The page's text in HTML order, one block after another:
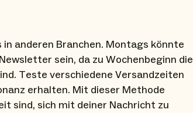
anderen Branchen. Montags könnte
sein, da zu Wochenbeginn die
Teste verschiedene Versandzeiten
erhalten. Mit dieser Methode
sind, sich mit deiner Nachricht zu